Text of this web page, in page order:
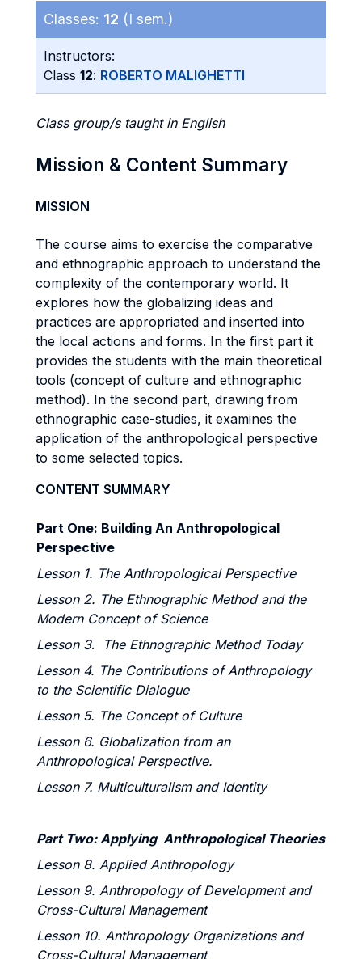
Classes: 12 (I sem.)
Instructors:
Class 12: ROBERTO MALIGHETTI
Class group/s taught in English
Mission & Content Summary
MISSION
The course aims to exercise the comparative
and ethnographic approach to understand the
complexity of the contemporary world. It
explores how the globalizing ideas and
practices are appropriated and inserted into
the local actions and forms. In the first part it
provides the students with the main theoretical
tools (concept of culture and ethnographic
method). In the second part, drawing from
ethnographic case-studies, it examines the
application of the anthropological perspective
to some selected topics.
CONTENT SUMMARY
Part One: Building An Anthropological
Perspective
Lesson 1. The Anthropological Perspective
Lesson 2. The Ethnographic Method and the
Modern Concept of Science
Lesson 3.
The Ethnographic Method Today
Lesson 4. The Contributions of Anthropology
to the Scientific Dialogue
Lesson 5. The Concept of Culture
Lesson 6. Globalization from an
Anthropological Perspective.
Lesson 7. Multiculturalism and Identity
Part Two:Applying Anthropological Theories
Lesson 8. Applied Anthropology
Lesson 9. Anthropology of Development and
Cross-Cultural Management
Lesson 10. Anthropology Organizations and
Cross-Cultural Management